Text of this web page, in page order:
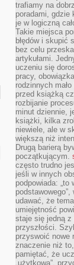
trafiamy na
poradami, gdzie
je w logiczną
Takie miejsca
błędów i skupić
bez celu
artykułami.
uczeniu się
pracy,
rodzinnych
przed książką
rozbijanie
minut dziennie,
książki, kilka
niewiele, ale w
większą niż
Drugą barierą
początkującym.
często trudno
jeśli w innych
podpowiada:
udawać, że
umiejętność
staje się jedną z
przyszłości.
przyswoić nowe
znaczenie niż
pamiętać, że
„użytkowa”,